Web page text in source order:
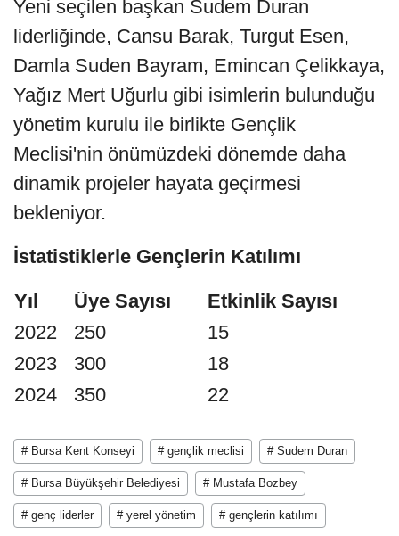
Yeni seçilen başkan Sudem Duran
liderliğinde, Cansu Barak, Turgut Esen,
Damla Suden Bayram, Emincan Çelikkaya,
Yağız Mert Uğurlu gibi isimlerin bulunduğu
yönetim kurulu ile birlikte Gençlik
Meclisi'nin önümüzdeki dönemde daha
dinamik projeler hayata geçirmesi
bekleniyor.
İstatistiklerle Gençlerin Katılımı
Yıl
Üye Sayısı
Etkinlik Sayısı
2022
250
15
2023
300
18
2024
350 22
# Bursa Kent Konseyi # gençlik meclisi # Sudem Duran
# Bursa Büyükşehir Belediyesi # Mustafa Bozbey
# genç liderler # yerel yönetim # gençlerin katılımı